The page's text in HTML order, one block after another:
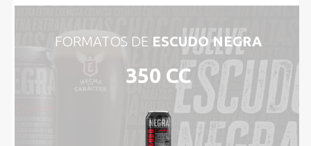
FORMATOS DE ESCUDO NEGRA
350 CC